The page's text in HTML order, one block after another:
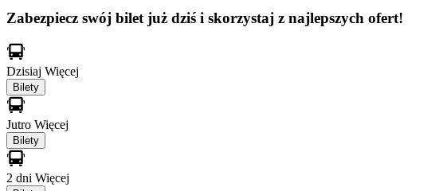
Zabezpiecz swój bilet już dziś i skorzystaj z najlepszych ofert!
Dzisiaj Więcej
Bilety
Jutro Więcej
Bilety
2 dni Więcej